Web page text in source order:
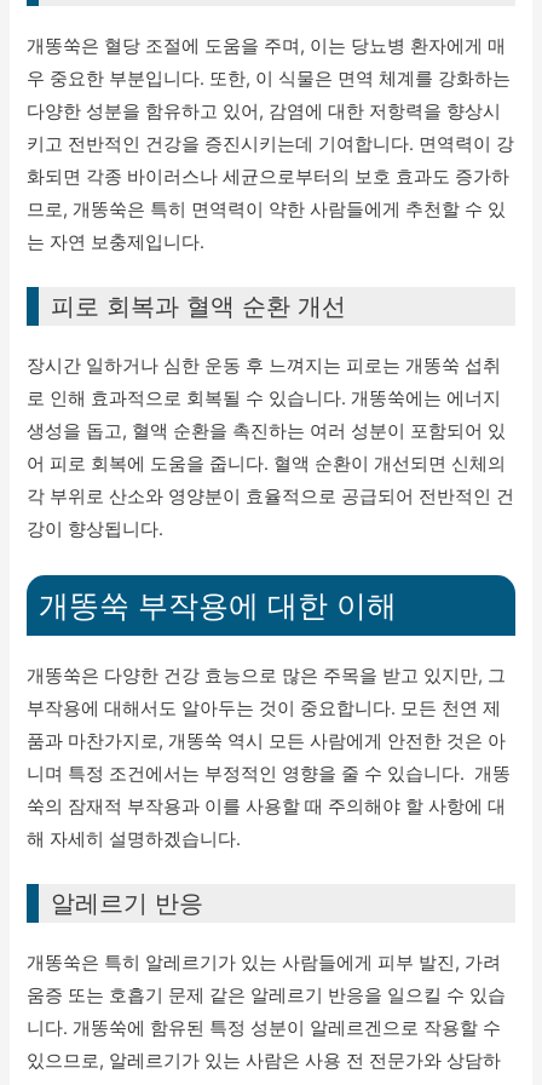
개똥쑥은 혈당 조절에 도움을 주며, 이는 당뇨병 환자에게 매
우 중요한 부분입니다. 또한, 이 식물은 면역 체계를 강화하는
다양한 성분을 함유하고 있어, 감염에 대한 저항력을 향상시
키고 전반적인 건강을 증진시키는데 기여합니다. 면역력이 강
화되면 각종 바이러스나 세균으로부터의 보호 효과도 증가하
므로, 개똥쑥은 특히 면역력이 약한 사람들에게 추천할 수 있
는 자연 보충제입니다.
피로 회복과 혈액 순환 개선
장시간 일하거나 심한 운동 후 느껴지는 피로는 개똥쑥 섭취
로 인해 효과적으로 회복될 수 있습니다. 개똥쑥에는 에너지
생성을 돕고, 혈액 순환을 촉진하는 여러 성분이 포함되어 있
어 피로 회복에 도움을 줍니다. 혈액 순환이 개선되면 신체의
각 부위로 산소와 영양분이 효율적으로 공급되어 전반적인 건
강이 향상됩니다.
개똥쑥 부작용에 대한 이해
개똥쑥은 다양한 건강 효능으로 많은 주목을 받고 있지만, 그
부작용에 대해서도 알아두는 것이 중요합니다. 모든 천연 제
품과 마찬가지로, 개똥쑥 역시 모든 사람에게 안전한 것은 아
니며 특정 조건에서는 부정적인 영향을 줄 수 있습니다. 개똥
쑥의 잠재적 부작용과 이를 사용할 때 주의해야 할 사항에 대
해 자세히 설명하겠습니다.
알레르기 반응
개똥쑥은 특히 알레르기가 있는 사람들에게 피부 발진, 가려
움증 또는 호흡기 문제 같은 알레르기 반응을 일으킬 수 있습
니다. 개똥쑥에 함유된 특정 성분이 알레르겐으로 작용할 수
있으므로, 알레르기가 있는 사람은 사용 전 전문가와 상담하